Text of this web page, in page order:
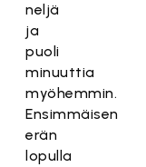
neljä
ja
puoli
minuuttia
myöhemmin.
Ensimmäisen
erän
lopulla